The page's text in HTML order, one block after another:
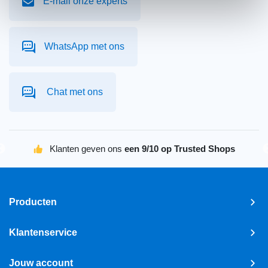
WhatsApp met ons
Chat met ons
Klanten geven ons een 9/10 op Trusted Shops
Producten
Klantenservice
Jouw account